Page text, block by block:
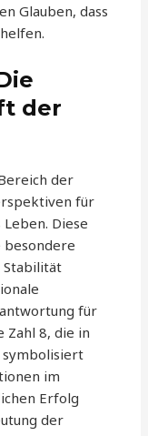
Glauben, dass
der
der
für
Diese
Stabilität
für
Zahl 8, die in
im
Erfolg
der